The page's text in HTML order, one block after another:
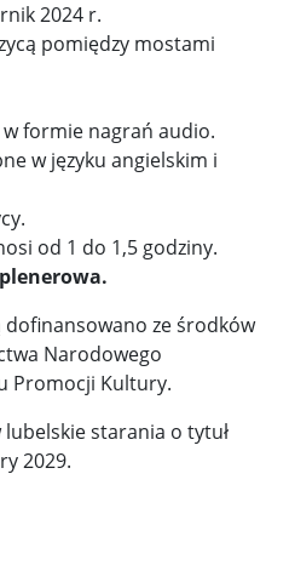
2024 r.
pomiędzy mostami
formie nagrań audio.
w języku angielskim i
od 1 do 1,5 godziny.
dofinansowano ze środków
Narodowego
Promocji Kultury.
starania o tytuł
2029.